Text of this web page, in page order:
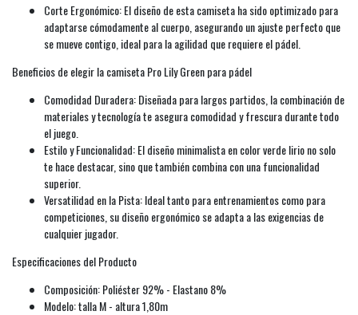
Corte Ergonómico: El diseño de esta camiseta ha sido optimizado para
adaptarse cómodamente al cuerpo, asegurando un ajuste perfecto que
se mueve contigo, ideal para la agilidad que requiere el pádel.
Beneficios de elegir la camiseta Pro Lily Green para pádel
Comodidad Duradera: Diseñada para largos partidos, la combinación de
materiales y tecnología te asegura comodidad y frescura durante todo
el juego.
Estilo y Funcionalidad: El diseño minimalista en color verde lirio no solo
te hace destacar, sino que también combina con una funcionalidad
superior.
Versatilidad en la Pista: Ideal tanto para entrenamientos como para
competiciones, su diseño ergonómico se adapta a las exigencias de
cualquier jugador.
Especificaciones del Producto
Composición: Poliéster 92% - Elastano 8%
Modelo: talla M - altura 1,80m